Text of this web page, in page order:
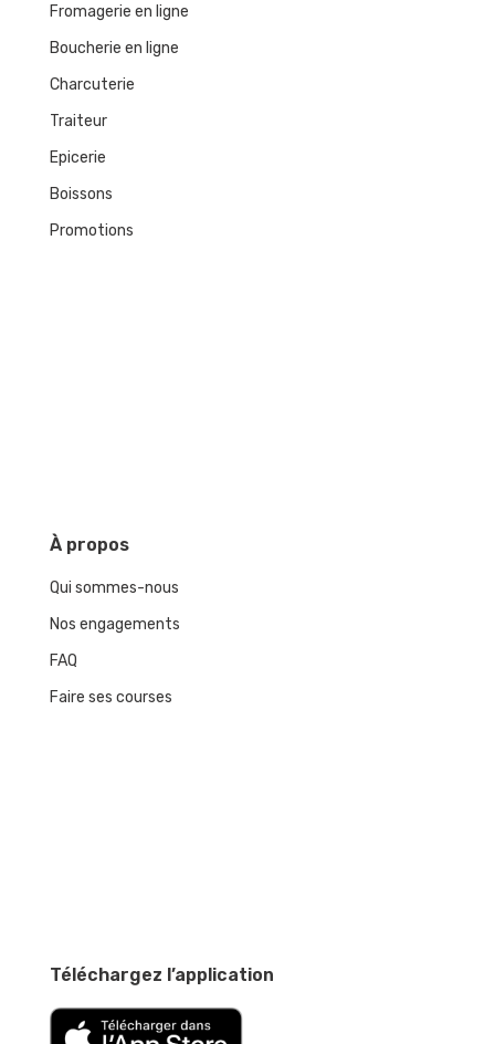
Fromagerie en ligne
Boucherie en ligne
Charcuterie
Traiteur
Epicerie
Boissons
Promotions
Àpropos
Qui sommes-nous
Nos engagements
FAQ
Faire ses courses
Téléchargez l’application